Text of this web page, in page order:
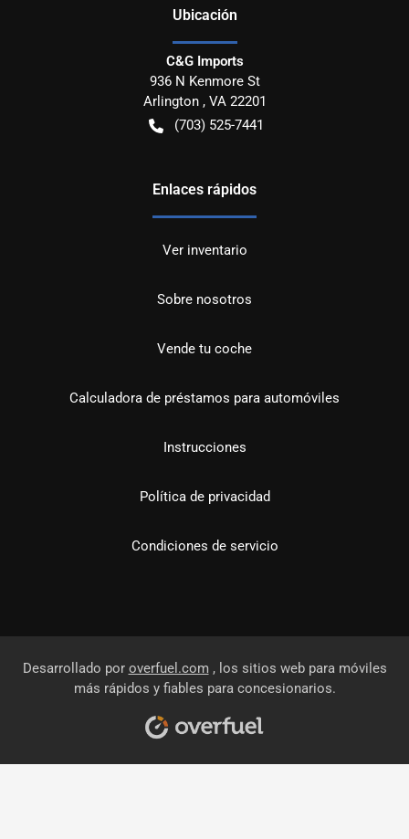
Ubicación
C&G Imports
936 N Kenmore St
Arlington, VA 22201
(703) 525-7441
Enlaces rápidos
Ver inventario
Sobre nosotros
Vende tu coche
Calculadora de préstamos para automóviles
Instrucciones
Política de privacidad
Condiciones de servicio
Desarrollado por overfuel.com , los sitios web para móviles
más rápidos y fiables para concesionarios.